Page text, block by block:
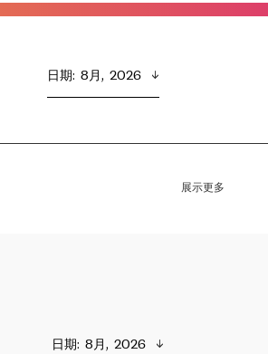
日期: 8月,  2026
展示更多
日期: 8月,  2026